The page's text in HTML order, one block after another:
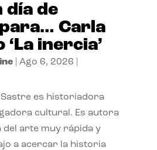
día de
Carla
inercia’
| Ago 6, 2026
es historiadora
cultural. Es autora
del arte muy rápida y
a acercar la historia